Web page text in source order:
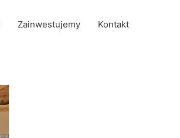
Zainwestujemy Kontakt